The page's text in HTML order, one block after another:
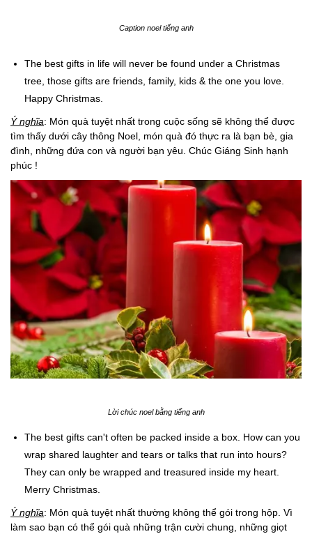
Caption noel tiếng anh
The best gifts in life will never be found under a Christmas
tree, those gifts are friends, family, kids & the one you love.
Happy Christmas.
Ý nghĩa: Món quà tuyệt nhất trong cuộc sống sẽ không thể được
tìm thấy dưới cây thông Noel, món quà đó thực ra là bạn bè, gia
đình, những đứa con và người bạn yêu. Chúc Giáng Sinh hạnh
phúc !
Lời chúc noel bằng tiếng anh
The best gifts can't often be packed inside a box. How can you
wrap shared laughter and tears or talks that run into hours?
They can only be wrapped and treasured inside my heart.
Merry Christmas.
Ý nghĩa: Món quà tuyệt nhất thường không thể gói trong hộp. Vì
làm sao bạn có thể gói quà những trận cười chung, những giọt